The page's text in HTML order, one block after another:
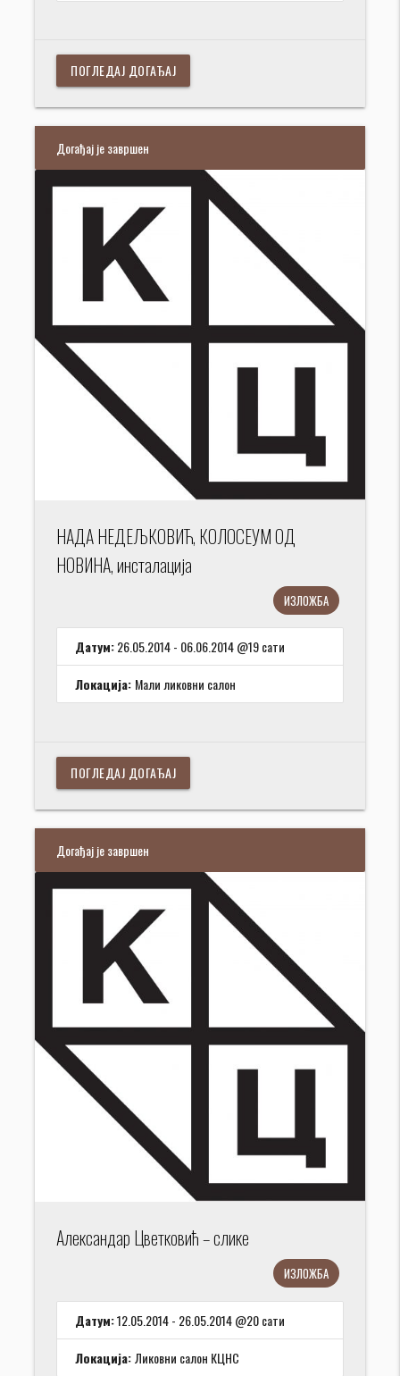
ПОГЛЕДАЈ ДОГАЂАЈ
Догађај је завршен
НАДА НЕДЕЉКОВИЋ, КОЛОСЕУМ ОД
НОВИНА, инсталација
ИЗЛОЖБА
Датум:26.05.2014 - 06.06.2014 @19 сати
Локација: Мали ликовни салон
ПОГЛЕДАЈ ДОГАЂАЈ
Догађај је завршен
Александар Цветковић – слике
ИЗЛОЖБА
Датум:12.05.2014 - 26.05.2014 @20 сати
Локација:Ликовни салон КЦНС